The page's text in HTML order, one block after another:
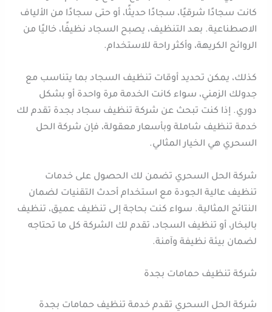
كانت سجادًا شرقيًا، سجادًا حديثًا، أو حتى سجادًا من الألياف
الاصطناعية. بعد التنظيف، يصبح السجاد نظيفًا، خاليًا من
الروائح الكريهة، وأكثر راحة للاستخدام.
كذلك، يمكن تحديد أوقات تنظيف السجاد بما يتناسب مع
جدولك الزمني، سواء كانت الخدمة مرة واحدة أو بشكل
دوري. إذا كنت تبحث عن شركة تنظيف سجاد بجدة تقدم لك
خدمة تنظيف شاملة وبأسعار معقولة، فإن شركة الحل
السحري هي الخيار المثالي.
شركة الحل السحري تضمن لك الحصول على خدمات
تنظيف عالية الجودة مع استخدام أحدث التقنيات لضمان
النتائج المثالية. سواء كنت بحاجة إلى تنظيف عميق، تنظيف
بالبخار، أو تنظيف السجاد، تقدم لك الشركة كل ما تحتاجه
لضمان بيئة نظيفة وآمنة.
شركة تنظيف حمامات بجدة
شركة الحل السحري تقدم خدمة تنظيف حمامات بجدة